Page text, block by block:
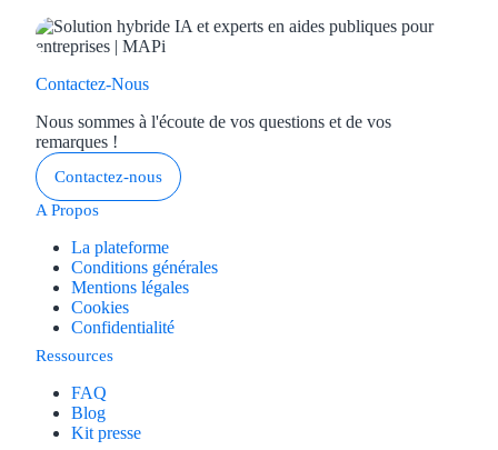
Contactez-Nous
Nous sommes à l'écoute de vos questions et de vos
remarques !
Contactez-nous
A Propos
La plateforme
Conditions générales
Mentions légales
Cookies
Confidentialité
Ressources
FAQ
Blog
Kit presse